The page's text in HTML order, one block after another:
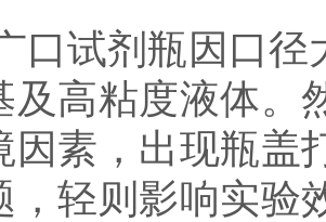
剂瓶因口径大
及高粘度液体。
因素，出现瓶盖
，轻则影响实验